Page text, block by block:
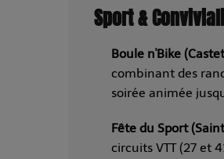
Sport &
Boule n'Bike
combinant des
soirée animée
Fête du Sport
circuits VTT (27 et